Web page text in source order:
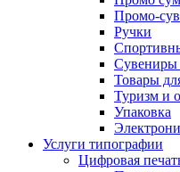
Промо-
Ручки
Сувениры
Товары
Туризм и
Упаковка
Услуги типографии
Цифровая